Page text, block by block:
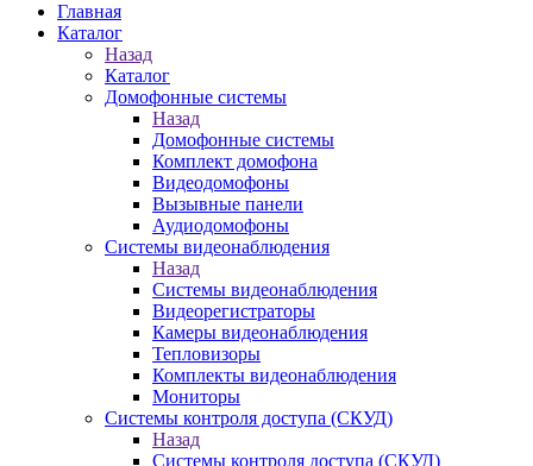
Главная
Каталог
Назад
Каталог
Домофонные системы
Назад
Домофонные системы
Комплект домофона
Видеодомофоны
Вызывные панели
Аудиодомофоны
Системы видеонаблюдения
Назад
Системы видеонаблюдения
Видеорегистраторы
Камеры видеонаблюдения
Тепловизоры
Комплекты видеонаблюдения
Мониторы
Системы контроля доступа (СКУД)
Назад
Системы контроля доступа (СКУД)